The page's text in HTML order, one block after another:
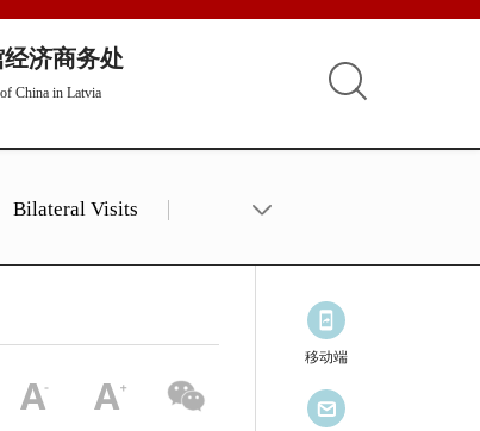
济商务处
China in Latvia
Bilateral Visits
移动端